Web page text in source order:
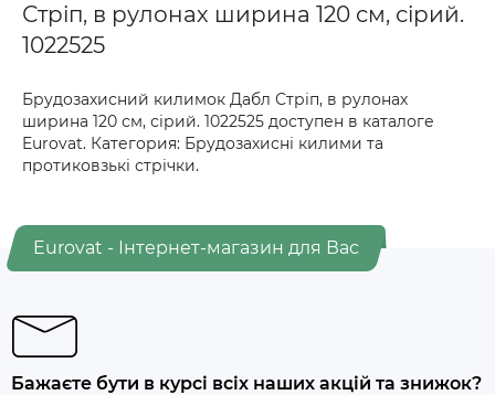
Стріп, в рулонах ширина 120 см, сірий.
1022525
Брудозахисний килимок Дабл Стріп, в рулонах
ширина 120 см, сірий. 1022525 доступен в каталоге
Eurovat. Категория: Брудозахисні килими та
протиковзькі стрічки.
Eurovat - Інтернет-магазин для Вас
Бажаєте бути в курсі всіх наших акцій та знижок?